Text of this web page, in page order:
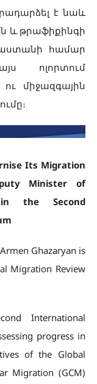
է նաև
և թրաֆիքինգի
համար
ոլորտում
ու միջազգային
Its Migration
Minister of
the Second
Ghazaryan is
Migration Review
International
progress in
of the Global
Migration (GCM)